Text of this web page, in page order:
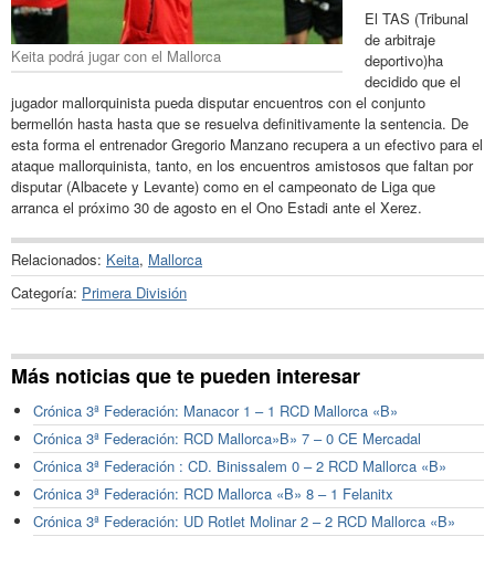
Keita podrá jugar con el Mallorca
El TAS (Tribunal
de arbitraje
deportivo)ha
decidido que el
jugador mallorquinista pueda disputar encuentros con el conjunto
bermellón hasta hasta que se resuelva definitivamente la sentencia. De
esta forma el entrenador Gregorio Manzano recupera a un efectivo para el
ataque mallorquinista, tanto, en los encuentros amistosos que faltan por
disputar (Albacete y Levante) como en el campeonato de Liga que
arranca el próximo 30 de agosto en el Ono Estadi ante el Xerez.
Relacionados: Keita, Mallorca
Categoría: Primera División
Más noticias que te pueden interesar
Crónica 3ª Federación: Manacor 1 – 1 RCD Mallorca «B»
Crónica 3ª Federación: RCD Mallorca»B» 7 – 0 CE Mercadal
Crónica 3ª Federación : CD. Binissalem 0 – 2 RCD Mallorca «B»
Crónica 3ª Federación: RCD Mallorca «B» 8 – 1 Felanitx
Crónica 3ª Federación: UD Rotlet Molinar 2 – 2 RCD Mallorca «B»